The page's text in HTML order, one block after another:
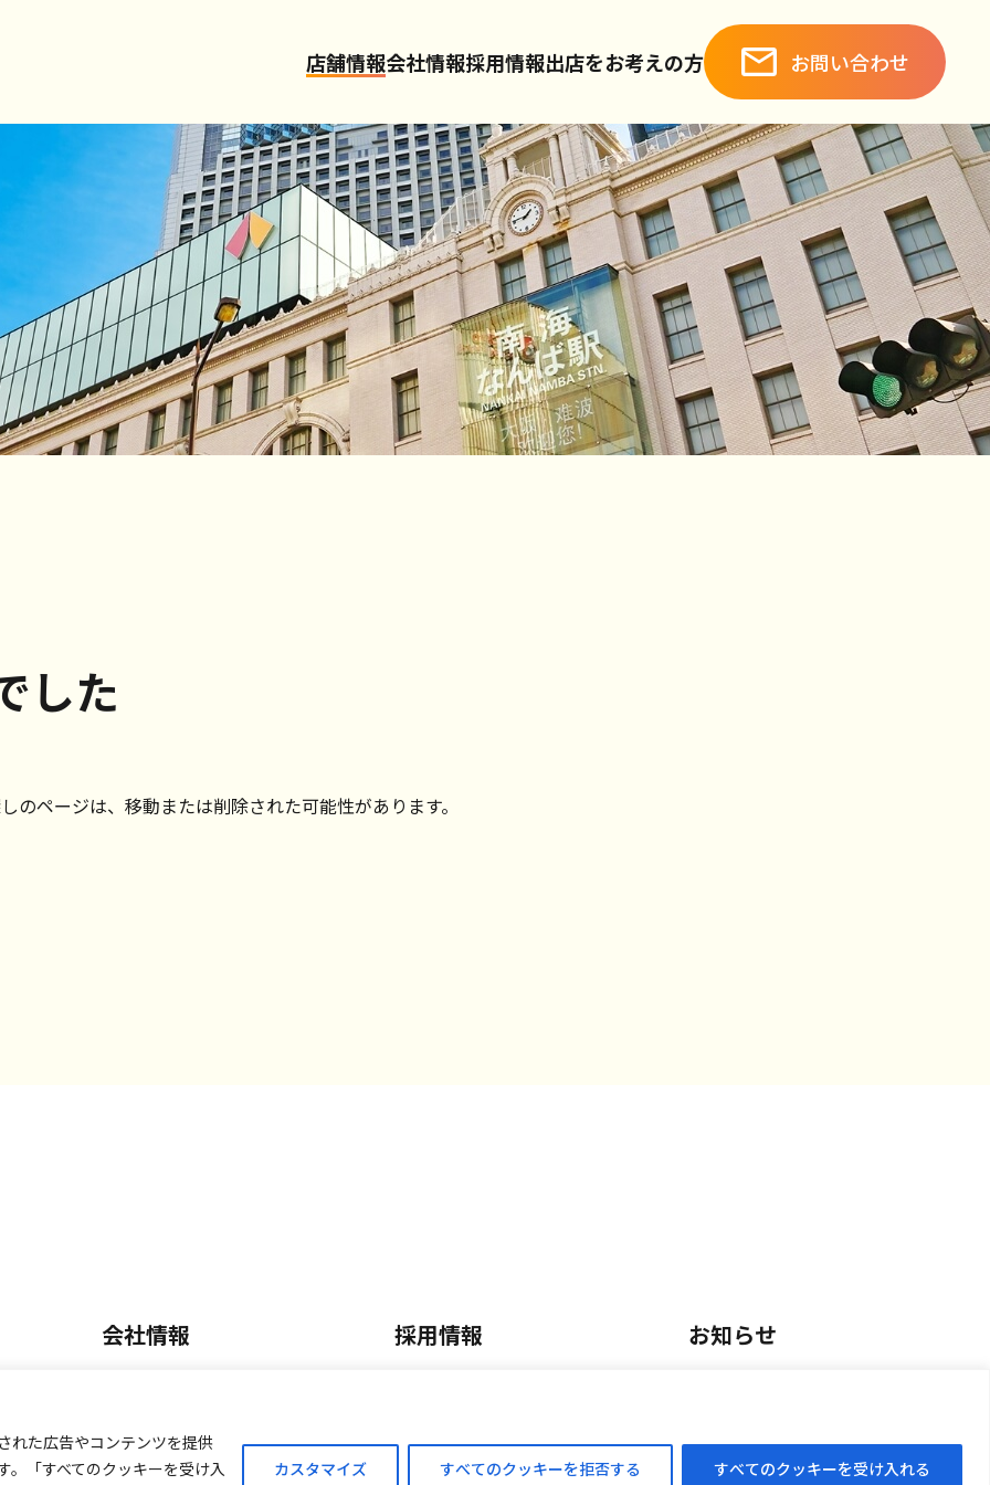
れた広告やコンテンツを提供
「すべてのクッキーを受け入
カスタマイズ すべてのクッキーを拒否する すべてのクッキーを受け入れる
店舗情報会社情報採用情報出店をお考えの方 お問い合わせ
した
のページは、移動または削除された可能性があります。
内
会社情報
事業内容
外商販売
採用情報 お知らせ